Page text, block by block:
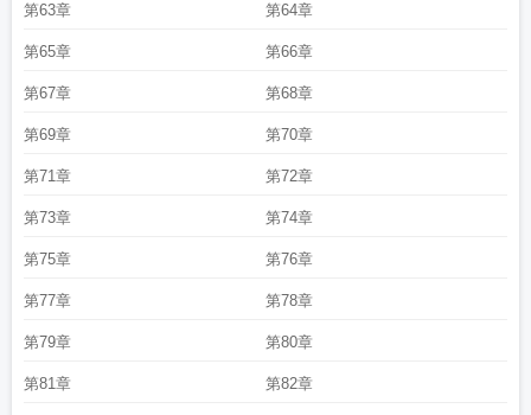
第63章 第64章
第65章 第66章
第67章 第68章
第69章 第70章
第71章 第72章
第73章 第74章
第75章 第76章
第77章 第78章
第79章 第80章
第81章 第82章